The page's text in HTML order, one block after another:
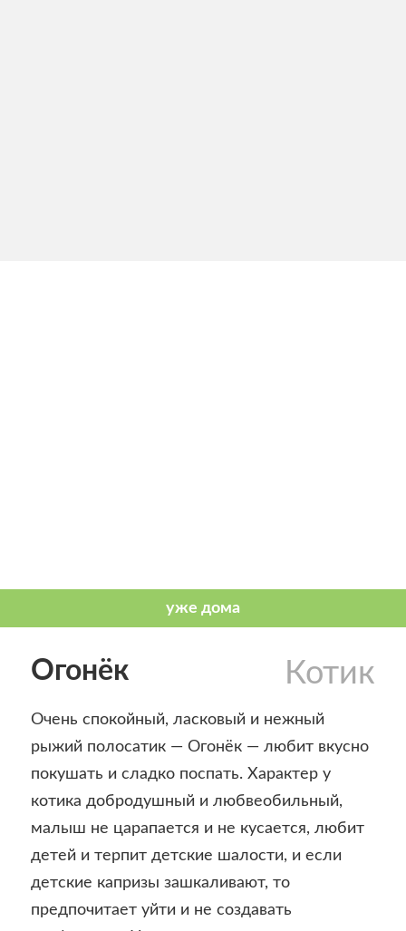
Котик
Огонёк
Очень спокойный, ласковый и нежный
рыжий полосатик — Огонёк — любит вкусно
покушать и сладко поспать. Характер у
котика добродушный и любвеобильный,
малыш не царапается и не кусается, любит
детей и терпит детские шалости, и если
детские капризы зашкаливают, то
предпочитает уйти и не создавать